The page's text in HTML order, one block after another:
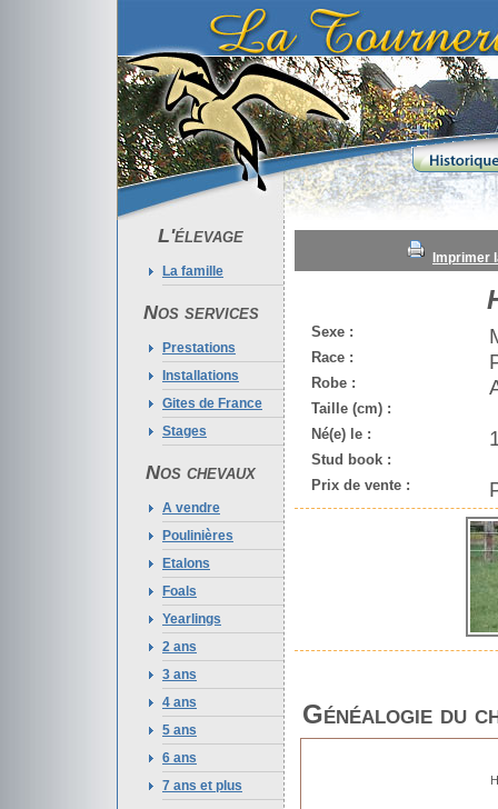
L'élevage
La famille
Nos services
Prestations
Installations
Gites de France
Stages
Nos chevaux
A vendre
Poulinières
Etalons
Foals
Yearlings
2 ans
3 ans
4 ans
5 ans
6 ans
7 ans et plus
Imprimer
Sexe :
Race :
Robe :
Taille (cm) :
Né(e) le :
Stud book :
Prix de vente :
Généalogie du